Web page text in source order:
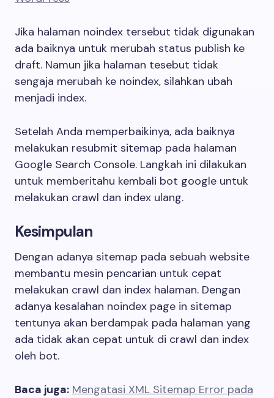
Jika halaman noindex tersebut tidak digunakan
ada baiknya untuk merubah status publish ke
draft. Namun jika halaman tesebut tidak
sengaja merubah ke noindex, silahkan ubah
menjadi index.
Setelah Anda memperbaikinya, ada baiknya
melakukan resubmit sitemap pada halaman
Google Search Console. Langkah ini dilakukan
untuk memberitahu kembali bot google untuk
melakukan crawl dan index ulang.
Kesimpulan
Dengan adanya sitemap pada sebuah website
membantu mesin pencarian untuk cepat
melakukan crawl dan index halaman. Dengan
adanya kesalahan noindex page in sitemap
tentunya akan berdampak pada halaman yang
ada tidak akan cepat untuk di crawl dan index
oleh bot.
Baca juga: Mengatasi XML Sitemap Error pada